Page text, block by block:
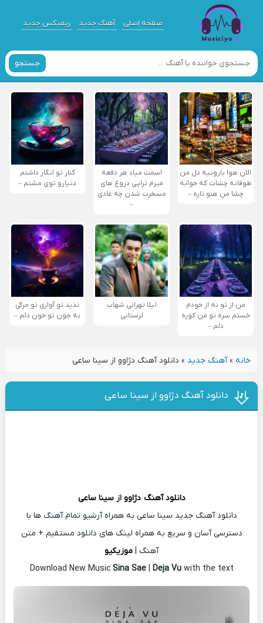
صفحه اصلی آهنگ جدید ریمیکس جدید
جستجو
الان هوا بارونیه دل من
طوفانه چشات که خوابه
چشا من هنو تاره –
اسمت میاد هر دفعه
میرم تراپی دروغ‌ های
مسخرت شدن چه عادی
–
کنار تو انگار داشتم
دنیارو توی مشتم –
من از تو نه از خودم
خستم سره تو من کوره
دلم –
لیلا تهرانی شهاب
لرستانی
ندید تو آواری تو مرگی
به جون تو خون دلم –
خانه»آهنگ جدید » دانلود آهنگ دژاوو از سینا ساعی
دانلود آهنگ دژاوو از سینا ساعی
دانلود آهنگ دژاوو ازسینا ساعی
دانلود آهنگ جدید سینا ساعی به همراه آرشیو تمام آهنگ ها با
دسترسی آسان و سریع به همراه لینک های دانلود مستقیم + متن
آهنگ | موزیکیو
Download New Music Sina Sae| Deja Vu with the text